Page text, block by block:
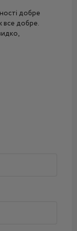
добре
все добре.